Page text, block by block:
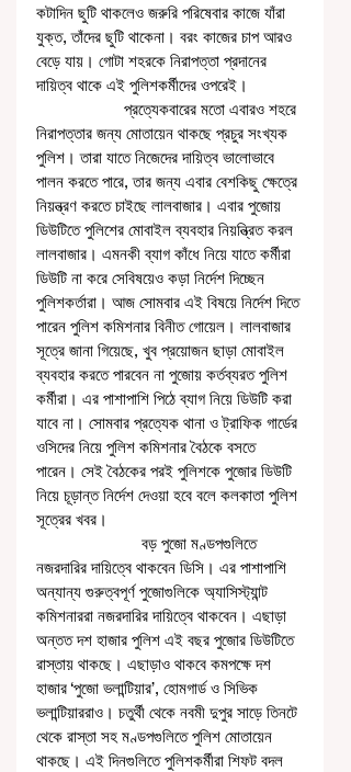
কটাদিন ছুটি থাকলেও জরুরি পরিষেবার কাজে যাঁরা
যুক্ত, তাঁদের ছুটি থাকেনা। বরং কাজের চাপ আরও
বেড়ে যায়। গোটা শহরকে নিরাপত্তা প্রদানের
দায়িত্ব থাকে এই পুলিশকর্মীদের ওপরেই।
নিরাপত্তার জন্য মোতায়েন থাকছে প্রচুর সংখ্যক
পুলিশ। তারা যাতে নিজেদের দায়িত্ব ভালোভাবে
পালন করতে পারে, তার জন্য এবার বেশকিছু ক্ষেত্রে
নিয়ন্ত্রণ করতে চাইছে লালবাজার। এবার পুজোয়
ডিউটিতে পুলিশের মোবাইল ব্যবহার নিয়ন্ত্রিত করল
লালবাজার। এমনকী ব্যাগ কাঁধে নিয়ে যাতে কর্মীরা
ডিউটি না করে সেবিষয়েও কড়া নির্দেশ দিচ্ছেন
পুলিশকর্তারা। আজ সোমবার এই বিষয়ে নির্দেশ দিতে
পারেন পুলিশ কমিশনার বিনীত গোয়েল। লালবাজার
সূত্রে জানা গিয়েছে, খুব প্রয়োজন ছাড়া মোবাইল
ব্যবহার করতে পারবেন না পুজোয় কর্তব্যরত পুলিশ
কর্মীরা। এর পাশাপাশি পিঠে ব্যাগ নিয়ে ডিউটি করা
যাবে না। সোমবার প্রত্যেক থানা ও ট্রাফিক গার্ডের
ওসিদের নিয়ে পুলিশ কমিশনার বৈঠকে বসতে
পারেন। সেই বৈঠকের পরই পুলিশকে পুজোর ডিউটি
নিয়ে চূড়ান্ত নির্দেশ দেওয়া হবে বলে কলকাতা পুলিশ
সূত্রের খবর।
নজরদারির দায়িত্বে থাকবেন ডিসি। এর পাশাপাশি
অন্যান্য গুরুত্বপূর্ণ পুজোগুলিকে অ্যাসিস্ট্যান্ট
কমিশনাররা নজরদারির দায়িত্বে থাকবেন। এছাড়া
অন্তত দশ হাজার পুলিশ এই বছর পুজোর ডিউটিতে
রাস্তায় থাকছে। এছাড়াও থাকবে কমপক্ষে দশ
হাজার ‘পুজো ভলান্টিয়ার’, হোমগার্ড ও সিভিক
ভলান্টিয়াররাও। চতুর্থী থেকে নবমী দুপুর সাড়ে তিনটে
থেকে রাস্তা সহ মণ্ডপগুলিতে পুলিশ মোতায়েন
থাকছে। এই দিনগুলিতে পুলিশকর্মীরা শিফট বদল